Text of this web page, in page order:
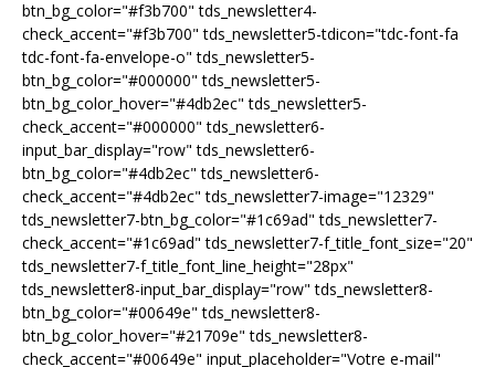
btn_bg_color="#f3b700" tds_newsletter4-
check_accent="#f3b700" tds_newsletter5-tdicon="tdc-font-fa
tdc-font-fa-envelope-o" tds_newsletter5-
btn_bg_color="#000000" tds_newsletter5-
btn_bg_color_hover="#4db2ec" tds_newsletter5-
check_accent="#000000" tds_newsletter6-
input_bar_display="row" tds_newsletter6-
btn_bg_color="#4db2ec" tds_newsletter6-
check_accent="#4db2ec" tds_newsletter7-image="12329"
tds_newsletter7-btn_bg_color="#1c69ad" tds_newsletter7-
check_accent="#1c69ad" tds_newsletter7-f_title_font_size="20"
tds_newsletter7-f_title_font_line_height="28px"
tds_newsletter8-input_bar_display="row" tds_newsletter8-
btn_bg_color="#00649e" tds_newsletter8-
btn_bg_color_hover="#21709e" tds_newsletter8-
check_accent="#00649e" input_placeholder="Votre e-mail"